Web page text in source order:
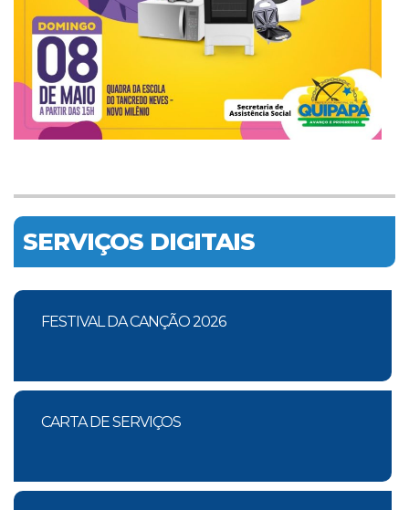
SERVIÇOS DIGITAIS
FESTIVAL DA CANÇÃO 2026
CARTA DE SERVIÇOS